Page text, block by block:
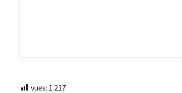
vues: 1 217